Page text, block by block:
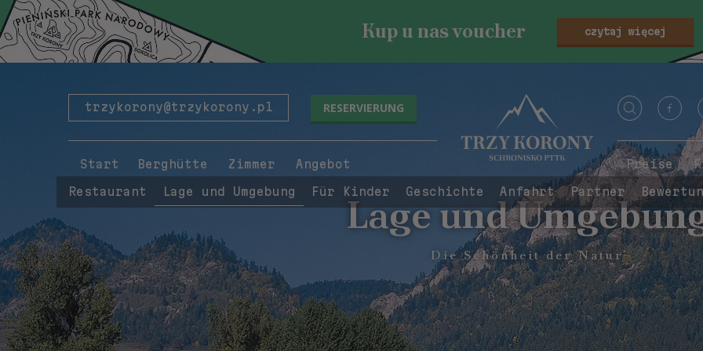
Kup u nas voucher czytaj więcej
trzykorony@trzykorony.pl RESERVIERUNG
Start Berghütte
Restaurant Lage und Umgebung Für Kinder Geschichte Anfahrt Partner
Zimmer Angebot Preise
Lage und
Die Schönheit der Natur